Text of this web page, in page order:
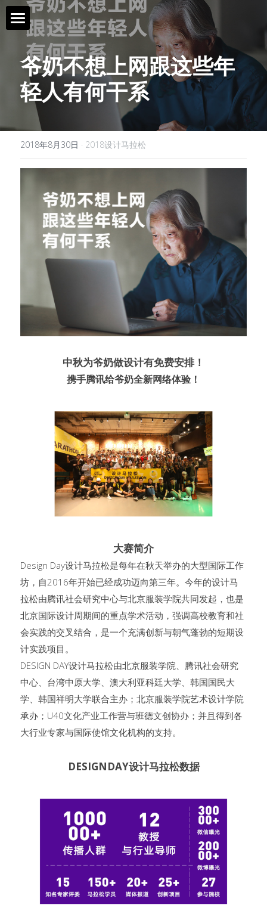
首页 / Home
新闻 / News
视频 / Videos
课题 / Tasks
导师与嘉宾 / Tutors
简介 / About
媒体与组织 / Media&Organization
问答集/Q&A
爷奶不想上网跟这些年
轻人有何干系
2018年8月30日 · 2018设计马拉松
中秋为爷奶做设计有免费安排！
携手腾讯给爷奶全新网络体验！
大赛简介
Design Day设计马拉松是每年在秋天举办的大型国际工作
坊，自2016年开始已经成功迈向第三年。今年的设计马
拉松由腾讯社会研究中心与北京服装学院共同发起，也是
北京国际设计周期间的重点学术活动，强调高校教育和社
会实践的交叉结合，是一个充满创新与朝气蓬勃的短期设
计实践项目。
DESIGN DAY设计马拉松由北京服装学院、腾讯社会研究
中心、台湾中原大学、澳大利亚科廷大学、韩国国民大
学、韩国祥明大学联合主办；北京服装学院艺术设计学院
承办；U40文化产业工作营与班德文创协办；并且得到各
大行业专家与国际使馆文化机构的支持。
DESIGNDAY设计马拉松数据